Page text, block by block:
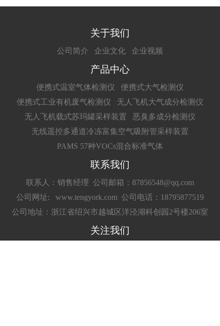
关于我们
公司简介 企业文化 企业视频
产品中心
便携式温室气体检测仪
便携式大气检测仪
便携式工业有机废气检测仪
无人飞机大气成分检测仪
无人飞机载式苏玛罐采样装置
恶臭多成分检测仪
无线遥控多通道冷冻富集空气吸附管采样装置
PAMS 57种VOCs混合标准气体
联系我们
联系人：销售经理 公司邮箱：87856548@qq.com
公司网址: www.tengyork.com 公司电话：18795877519
公司地址：浙江省绍兴市越城区洋泾湖科创园2号楼206室
关注我们